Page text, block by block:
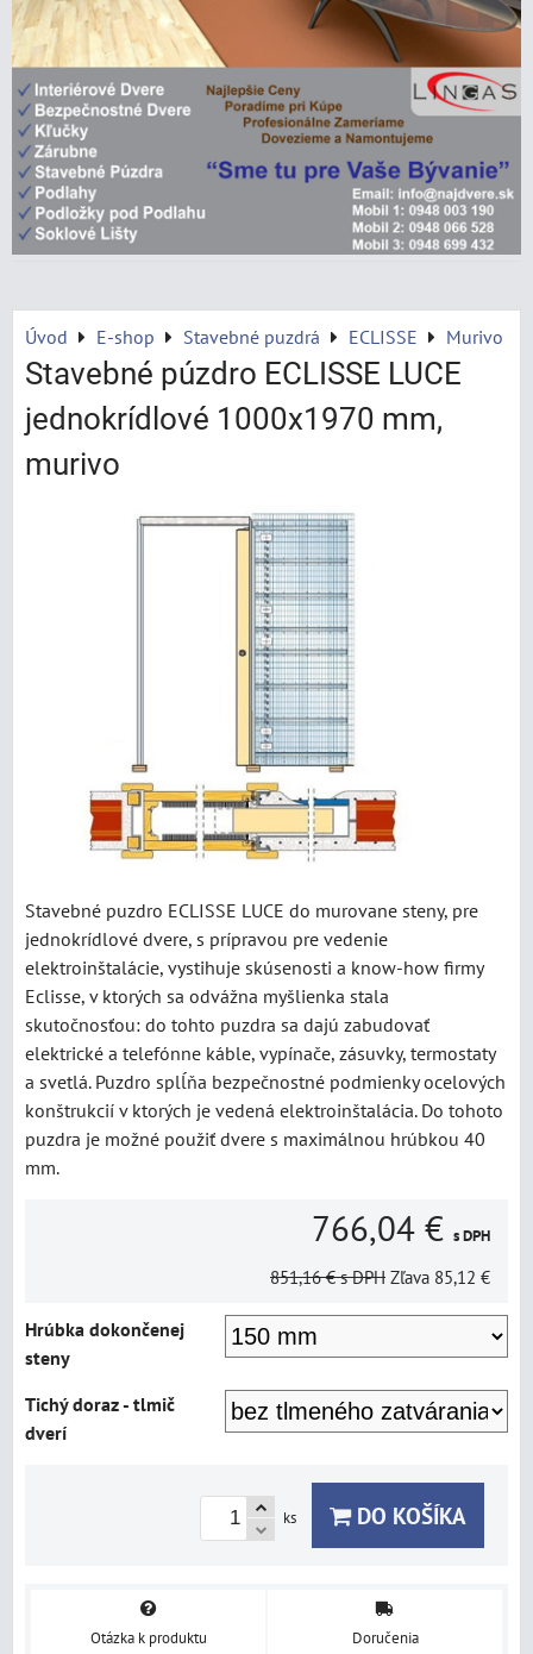
Úvod E-shop Stavebné puzdrá ECLISSE Murivo
Stavebné púzdro ECLISSE LUCE
jednokrídlové 1000x1970 mm,
murivo
Stavebné puzdro ECLISSE LUCE do murovane steny, pre
jednokrídlové dvere, s prípravou pre vedenie
elektroinštalácie, vystihuje skúsenosti a know-how firmy
Eclisse, v ktorých sa odvážna myšlienka stala
skutočnosťou: do tohto puzdra sa dajú zabudovať
elektrické a telefónne káble, vypínače, zásuvky, termostaty
a svetlá. Puzdro splĺňa bezpečnostné podmienky ocelových
konštrukcií v ktorých je vedená elektroinštalácia. Do tohoto
puzdra je možné použiť dvere s maximálnou hrúbkou 40
mm.
766,04 € s DPH
851,16 € s DPH Zľava 85,12 €
Hrúbka dokončenej
steny
Tichý doraz - tlmič
dverí
ks DO KOŠÍKA
Otázka k produktu Doručenia